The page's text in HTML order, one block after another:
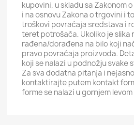
kupovini, u skladu sa Zakonom
i na osnovu Zakona o trgovini i
troškovi povraćaja sredstava i
teret potrošača. Ukoliko je slika
rađena/dorađena na bilo koji
pravo povraćaja proizvoda.
koji se nalazi u podnožju svake
Za sva dodatna pitanja i
kontaktirajte putem kontakt
forme se nalazi u gornjem